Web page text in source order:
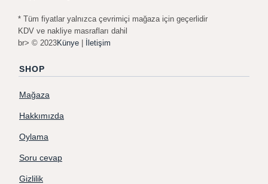
* Tüm fiyatlar yalnızca çevrimiçi mağaza için geçerlidir
KDV ve nakliye masrafları dahil
br> © 2023Künye | İletişim
SHOP
Mağaza
Hakkımızda
Oylama
Soru cevap
Gizlilik